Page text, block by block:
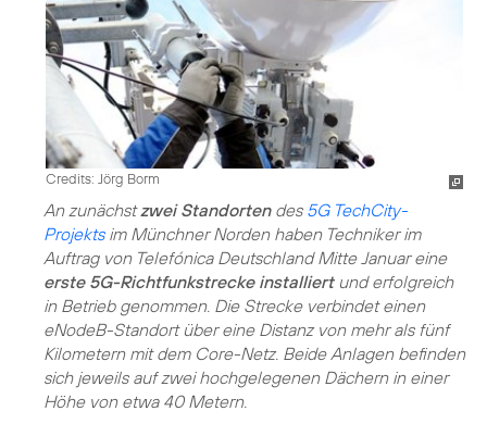
Credits: Jörg Borm
An zunächstzwei Standortendes 5G TechCity-
Projektsim Münchner Norden haben Techniker im
Auftrag von Telefónica Deutschland Mitte Januar eine
erste 5G-Richtfunkstrecke installiertund erfolgreich
in Betrieb genommen. Die Strecke verbindet einen
eNodeB-Standort über eine Distanz von mehr als fünf
Kilometern mit dem Core-Netz. Beide Anlagen befinden
sich jeweils auf zwei hochgelegenen Dächern in einer
Höhe von etwa 40 Metern.